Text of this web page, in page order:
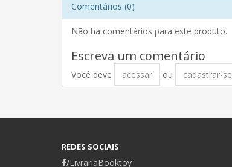
Comentários (0)
Não há comentários para este produto.
Escreva um comentário
Você deve acessar ou cadastrar-se
REDES SOCIAIS
/LivrariaBooktoy